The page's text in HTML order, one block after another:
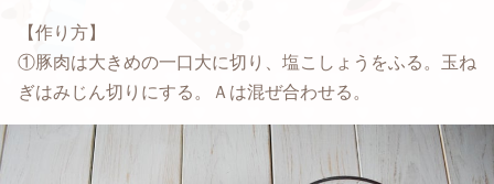
【作り方】
①豚肉は大きめの一口大に切り、塩こしょうをふる。玉ね
ぎはみじん切りにする。Ａは混ぜ合わせる。